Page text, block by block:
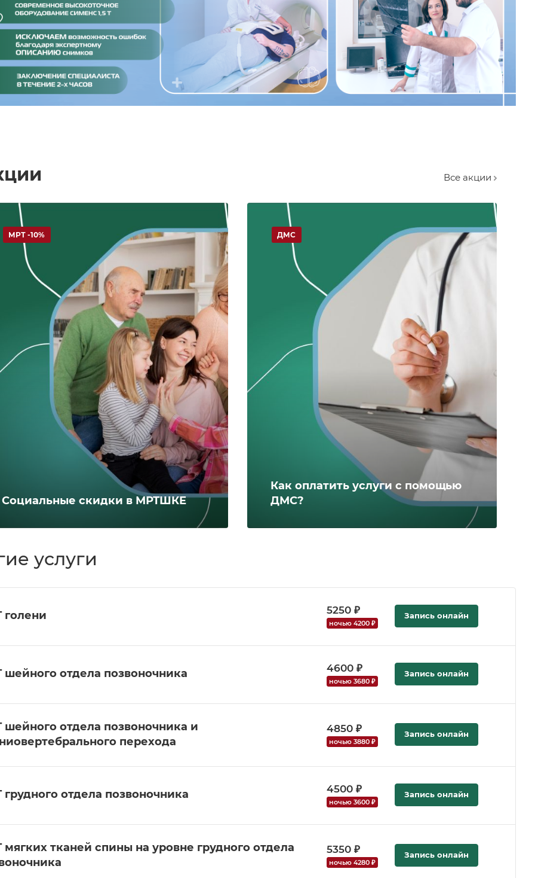
Все акции
Социальные скидки в МРТШКЕ
МРТ -10%
Как оплатить услуги с помощью
ДМС?
ДМС
услуги
голени 5250 ₽
ночью 4200 ₽
Запись онлайн
шейного отдела позвоночника 4600 ₽
ночью 3680 ₽
Запись онлайн
шейного отдела позвоночника и
перехода
4850 ₽
ночью 3880 ₽
Запись онлайн
отдела позвоночника 4500 ₽
ночью 3600 ₽
Запись онлайн
тканей спины на уровне грудного отдела
5350 ₽
ночью 4280 ₽
Запись онлайн